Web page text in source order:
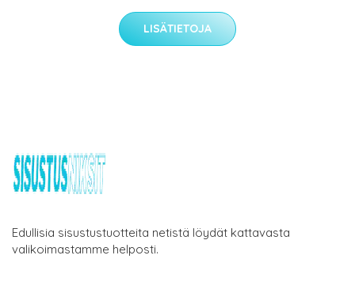
LISÄTIETOJA
Edullisia sisustustuotteita netistä löydät kattavasta
valikoimastamme helposti.